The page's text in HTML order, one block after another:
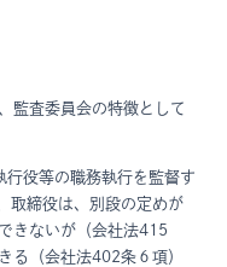
監査委員会の特徴として
役等の職務執行を監督す
取締役は、別段の定めが
きないが（会社法415
る（会社法402条６項）